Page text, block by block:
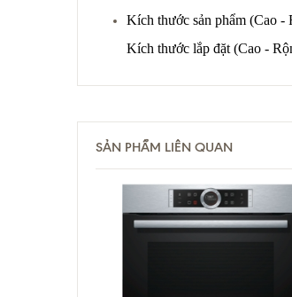
Kích thước sản phẩm (Cao -
Kích thước lắp đặt (Cao -
SẢN PHẨM LIÊN QUAN